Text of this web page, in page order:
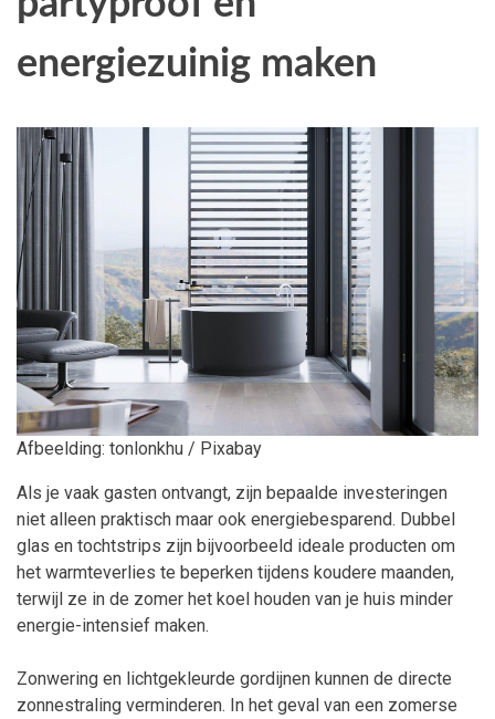
energiezuinig maken
Afbeelding: tonlonkhu / Pixabay
Als je vaak gasten ontvangt, zijn bepaalde investeringen
niet alleen praktisch maar ook energiebesparend. Dubbel
glas en tochtstrips zijn bijvoorbeeld ideale producten om
het warmteverlies te beperken tijdens koudere maanden,
terwijl ze in de zomer het koel houden van je huis minder
energie-intensief maken.
Zonwering en lichtgekleurde gordijnen kunnen de directe
zonnestraling verminderen. In het geval van een zomerse